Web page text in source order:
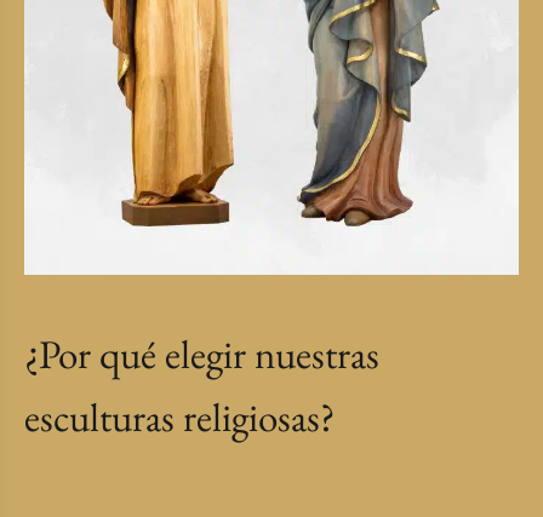
¿Por qué elegir nuestras
esculturas religiosas?